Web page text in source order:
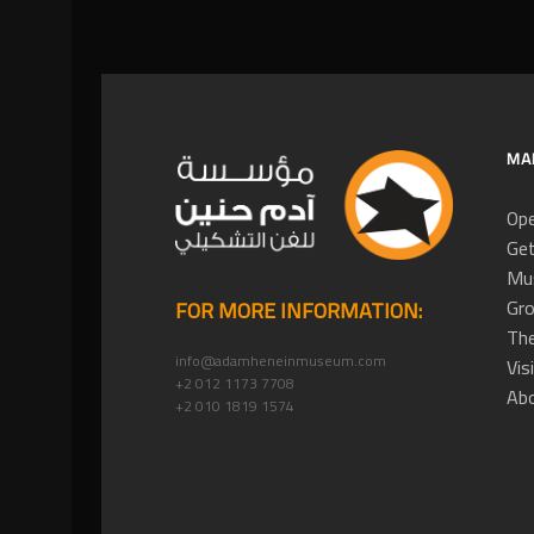
FOR MORE INFORMATION:
info@adamheneinmuseum.com
+2 012 1173 7708
+2 010 1819 1574